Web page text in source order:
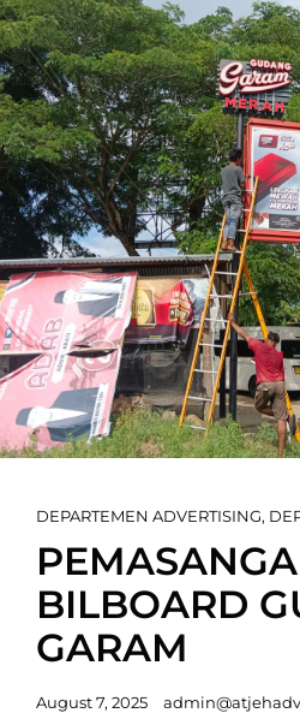
Cat
Links
DEPARTEMEN ADVERTISING,
BILBOARD
GARAM
Posted
August 7, 2025